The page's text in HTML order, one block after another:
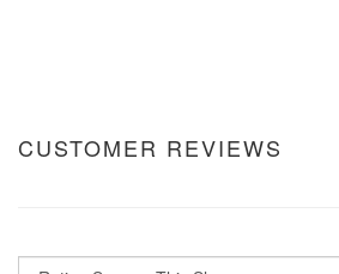
CUSTOMER REVIEWS